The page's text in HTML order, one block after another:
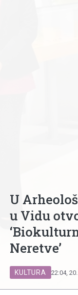
U
u Vidu
Neretve’
KULTURA 22:04,